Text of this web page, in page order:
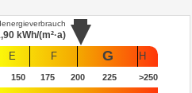
kWh/(m²·a)
E F G H
150 175 200 225 >250